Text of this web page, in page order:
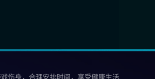
伤身，合理安排时间，享受健康生活